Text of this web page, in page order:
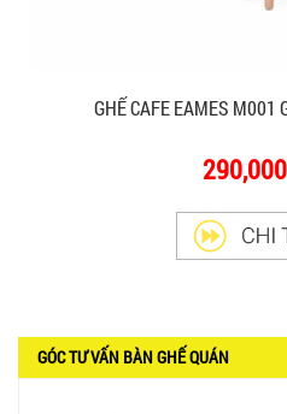
GHẾ CAFE EAMES M001
GÓC TƯ VẤN BÀN GHẾ QUÁN